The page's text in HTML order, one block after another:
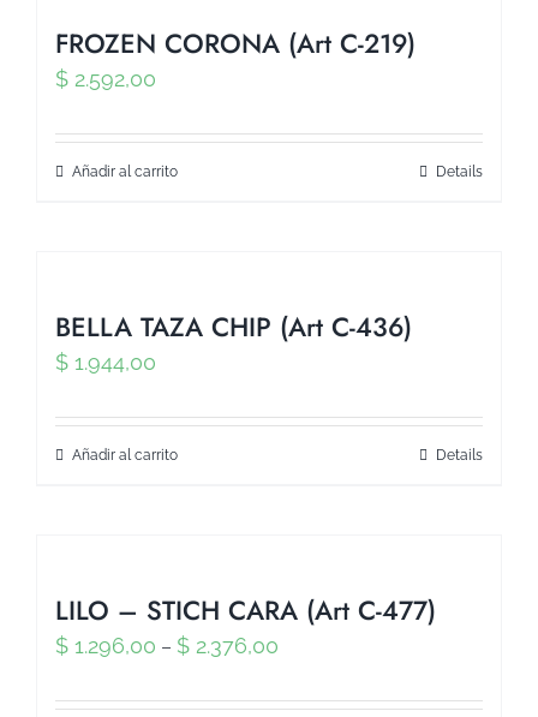
FROZEN CORONA (Art C-219)
$ 2.592,00
Añadir al carrito Details
BELLA TAZA CHIP (Art C-436)
$ 1.944,00
Añadir al carrito Details
LILO – STICH CARA (Art C-477)
$ 1.296,00 – $ 2.376,00